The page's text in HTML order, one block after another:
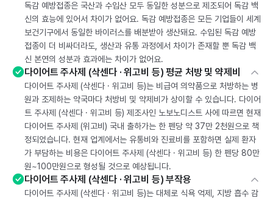
독감 예방접종은 국산과 수입산 모두 동일한 성분으로 제조되어 독감 백
신의 효능에 있어서 차이가 없어요. 독감 예방접종은 모든 기업들이 세계
보건기구에서 동일한 바이러스를 배분받아 생산돼요. 수입된 독감 예방
접종이 더 비싸더라도, 생산과 유통 과정에서 차이가 존재할 뿐 독감 백
신 본연의 성분과 효과에는 차이가 없어요.
다이어트 주사제 (삭센다 · 위고비 등) 평균 처방 및 약제비
다이어트 주사제 (삭센다 · 위고비 등)는 비급여 의약품으로 처방하는 병
원과 조제하는 약국마다 처방비 및 약제비가 상이할 수 있습니다. 다이어
트 주사제 (삭센다 · 위고비 등) 제조사인 노보노디스트 사에 따르면 현재
다이어트 주사제 (위고비) 국내 출하가는 한 펜당 약 37만 2천원으로 책
정되었습니다. 현재 업계에서는 유통비와 진료비를 포함하면 실제 환자
가 부담하는 비용은 다이어트 주사제 (삭센다 · 위고비 등) 한 펜당 80만
원~100만원으로 형성될 것으로 예상됩니다.
다이어트 주사제 (삭센다 · 위고비 등) 부작용
다이어트 주사제 (삭센다 · 위고비 등)는 대체로 식욕 억제, 지방 흡수 감